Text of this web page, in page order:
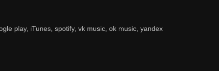
play, iTunes, spotify, vk music, ok music, yandex